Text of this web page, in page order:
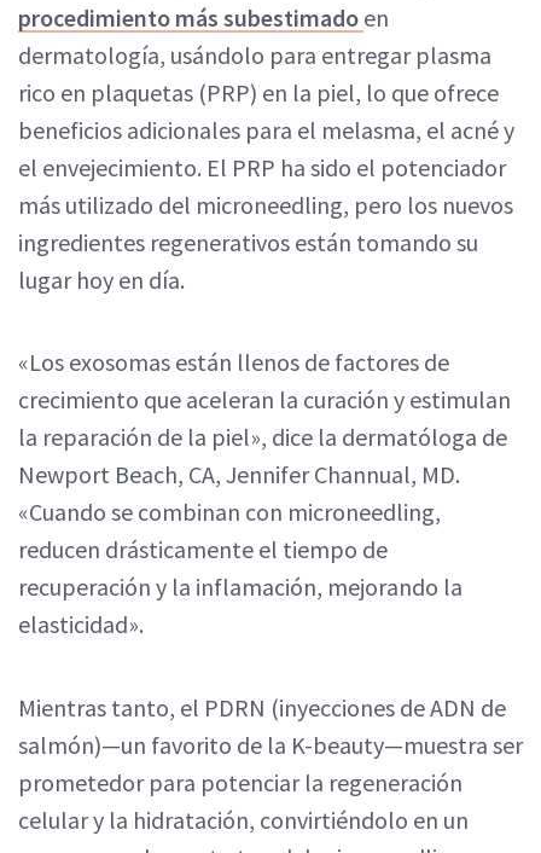
procedimiento más subestimado en
dermatología, usándolo para entregar plasma
rico en plaquetas (PRP) en la piel, lo que ofrece
beneficios adicionales para el melasma, el acné y
el envejecimiento. El PRP ha sido el potenciador
más utilizado del microneedling, pero los nuevos
ingredientes regenerativos están tomando su
lugar hoy en día.
«Los exosomas están llenos de factores de
crecimiento que aceleran la curación y estimulan
la reparación de la piel», dice la dermatóloga de
Newport Beach, CA, Jennifer Channual, MD.
«Cuando se combinan con microneedling,
reducen drásticamente el tiempo de
recuperación y la inflamación, mejorando la
elasticidad».
Mientras tanto, el PDRN (inyecciones de ADN de
salmón)—un favorito de la K-beauty—muestra ser
prometedor para potenciar la regeneración
celular y la hidratación, convirtiéndolo en un